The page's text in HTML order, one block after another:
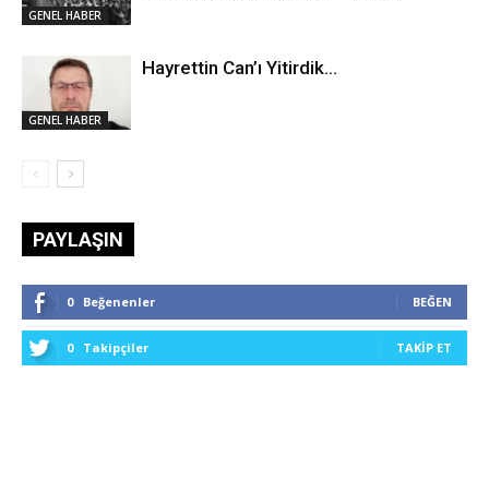
GENEL HABER
GENEL HABER
Hayrettin Can’ı Yitirdik…
PAYLAŞIN
0 Beğenenler BEĞEN
0 Takipçiler TAKIP ET